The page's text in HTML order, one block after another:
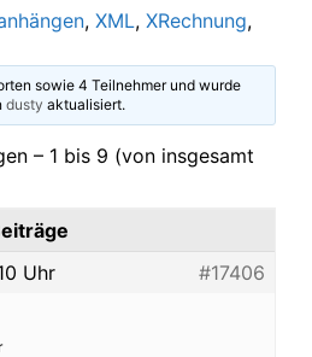
, XML, XRechnung,
sowie 4 Teilnehmer und wurde
dusty aktualisiert.
– 1 bis 9 (von insgesamt
Uhr
#17406